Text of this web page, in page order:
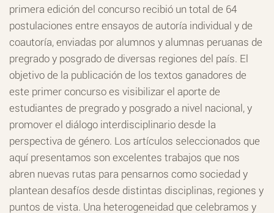
primera edición del concurso recibió un total de 64
postulaciones entre ensayos de autoría individual y de
coautoría, enviadas por alumnos y alumnas peruanas de
pregrado y posgrado de diversas regiones del país. El
objetivo de la publicación de los textos ganadores de
este primer concurso es visibilizar el aporte de
estudiantes de pregrado y posgrado a nivel nacional, y
promover el diálogo interdisciplinario desde la
perspectiva de género. Los artículos seleccionados que
aquí presentamos son excelentes trabajos que nos
abren nuevas rutas para pensarnos como sociedad y
plantean desafíos desde distintas disciplinas, regiones y
puntos de vista. Una heterogeneidad que celebramos y